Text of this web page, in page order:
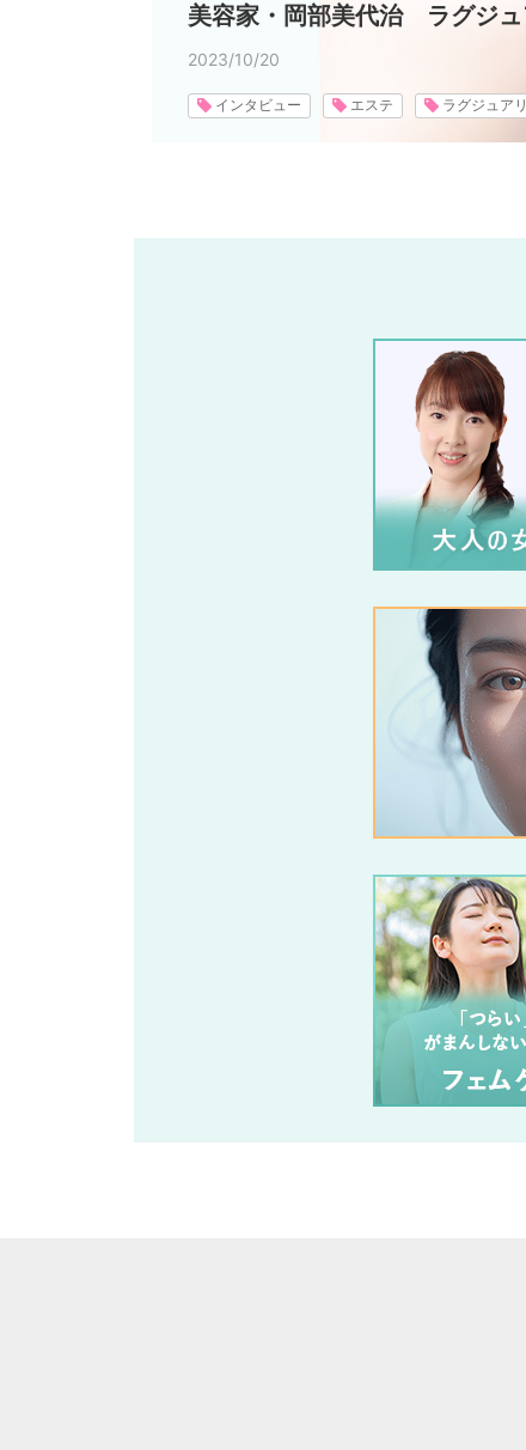
美容家・岡部美代治 ラグジュ
2023/10/20
インタビュー エステ ラグジュア